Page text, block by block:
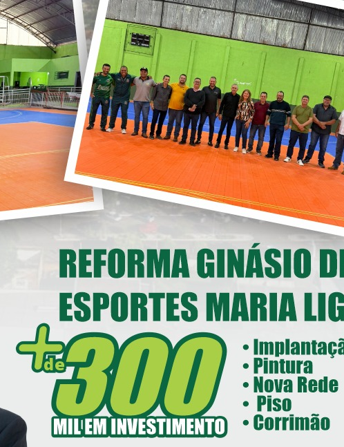
11/06/2026 20:00
Secretaria de Planejamento – SEPL
Pavimentação da Estrada do Baú
avança com mais 3,6 km de asfalto
rural
22/05/2026 19:00
Gabinete do Prefeito – GPRE
Deputado Federal Toninho
Wandscheer cumpre agenda
institucional em Loanda
14/05/2026 08:00
Secretaria de Esportes e Lazer - SEEL
reforma do Ginásio de Esportes
Maria Ligiane
11/05/2026 08:00
Secretaria de Indústria, Comércio - SEIC
Distrito Industrial de Loanda avança e
entra em fase final de implantação